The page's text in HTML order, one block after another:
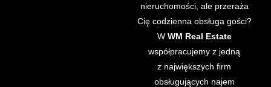
nieruchomości, ale przeraża
Cię codzienna obsługa gości?
W WM Real Estate
współpracujemy z jedną
z największych firm
obsługujących najem